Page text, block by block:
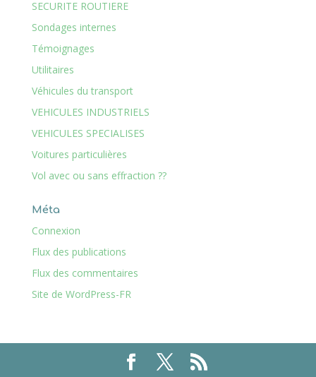
SECURITE ROUTIERE
Sondages internes
Témoignages
Utilitaires
Véhicules du transport
VEHICULES INDUSTRIELS
VEHICULES SPECIALISES
Voitures particulières
Vol avec ou sans effraction ??
Méta
Connexion
Flux des publications
Flux des commentaires
Site de WordPress-FR